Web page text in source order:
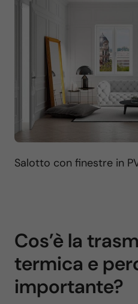
Salotto con finestre in
Cos’è la
termica e
importante?